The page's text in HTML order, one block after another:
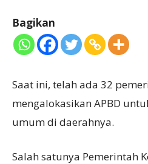
Bagikan
Saat ini, telah ada 32
mengalokasikan APBD
umum di daerahnya.
Salah satunya Pemerintah